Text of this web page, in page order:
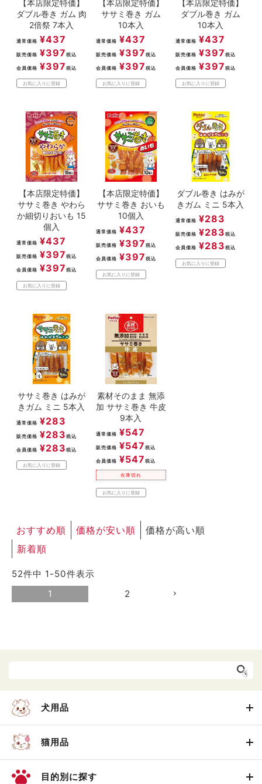
【本店限定特価】
ダブル巻き ガム 肉
2倍祭 7本入
通常価格 ¥437
販売価格 ¥397 税込
会員価格 ¥397 税込
お気に入りに登録
【本店限定特価】
ササミ巻き ガム
10本入
通常価格 ¥437
販売価格 ¥397 税込
会員価格 ¥397 税込
お気に入りに登録
【本店限定特価】
ダブル巻き ガム
10本入
通常価格 ¥437
販売価格 ¥397 税込
会員価格 ¥397 税込
お気に入りに登録
【本店限定特価】
ササミ巻き やわら
か細切りおいも 15
個入
通常価格 ¥437
販売価格 ¥397 税込
会員価格 ¥397 税込
お気に入りに登録
【本店限定特価】
ササミ巻き おいも
10個入
通常価格 ¥437
販売価格 ¥397 税込
会員価格 ¥397 税込
お気に入りに登録
ダブル巻き はみが
きガム ミニ 5本入
通常価格 ¥283
販売価格 ¥283 税込
会員価格 ¥283 税込
お気に入りに登録
ササミ巻き はみが
きガム ミニ 5本入
通常価格 ¥283
販売価格 ¥283 税込
会員価格 ¥283 税込
お気に入りに登録
素材そのまま 無添
加 ササミ巻き 牛皮
9本入
通常価格 ¥547
販売価格 ¥547 税込
会員価格 ¥547 税込
在庫切れ
お気に入りに登録
おすすめ順 価格が安い順
価格が高い順
新着順
52件中 1 -50件表示
1
2
犬用品
猫用品
目的別に探す